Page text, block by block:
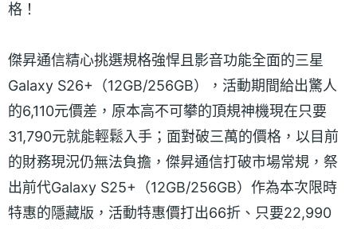
格！
傑昇通信精心挑選規格強悍且影音功能全面的三星
Galaxy S26+（12GB/256GB），活動期間給出驚人
的6,110元價差，原本高不可攀的頂規神機現在只要
31,790元就能輕鬆入手；面對破三萬的價格，以目前
的財務現況仍無法負擔，傑昇通信打破市場常規，祭
出前代Galaxy S25+（12GB/256GB）作為本次限時
特惠的隱藏版，活動特惠價打出66折、只要22,990